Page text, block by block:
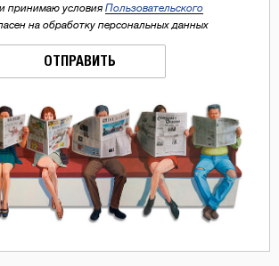
принимаю условия Пользовательского
на обработку персональных данных
ОТПРАВИТЬ